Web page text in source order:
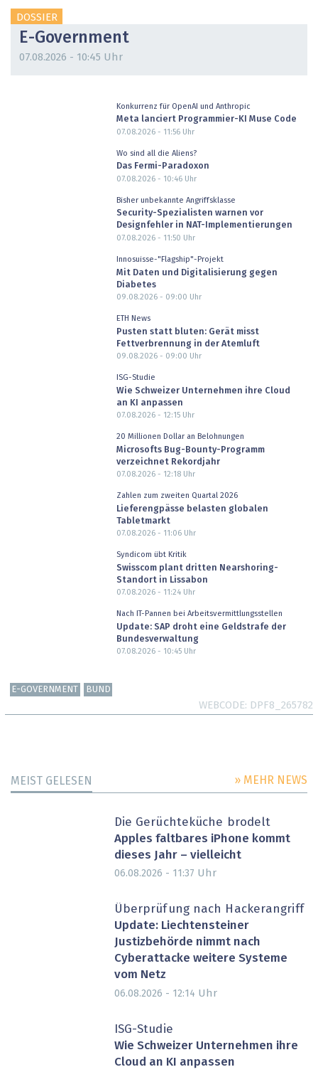
DOSSIER
E-Government
07.08.2026 - 10:45 Uhr
Konkurrenz für OpenAI und Anthropic
Meta lanciert Programmier-KI Muse Code
07.08.2026 - 11:56Uhr
Wo sind all die Aliens?
Das Fermi-Paradoxon
07.08.2026 - 10:46Uhr
Bisher unbekannte Angriffsklasse
Security-Spezialisten warnen vor
Designfehler in NAT-Implementierungen
07.08.2026 - 11:50 Uhr
Innosuisse-"Flagship"-Projekt
Mit Daten und Digitalisierung gegen
Diabetes
09.08.2026 - 09:00 Uhr
ETH News
Pusten statt bluten: Gerät misst
Fettverbrennung in der Atemluft
09.08.2026 - 09:00 Uhr
ISG-Studie
Wie Schweizer Unternehmen ihre Cloud
an KI anpassen
07.08.2026 - 12:15Uhr
20 Millionen Dollar an Belohnungen
Microsofts Bug-Bounty-Programm
verzeichnet Rekordjahr
07.08.2026 - 12:18Uhr
Zahlen zum zweiten Quartal 2026
Lieferengpässe belasten globalen
Tabletmarkt
07.08.2026 - 11:06Uhr
Syndicom übt Kritik
Swisscom plant dritten Nearshoring-
Standort in Lissabon
07.08.2026 - 11:24Uhr
Nach IT-Pannen bei Arbeitsvermittlungsstellen
Update: SAP droht eine Geldstrafe der
Bundesverwaltung
07.08.2026 - 10:45Uhr
E-GOVERNMENT BUND
WEBCODE DPF8_265782
MEIST GELESEN » MEHR NEWS
Die Gerüchteküche brodelt
Apples faltbares iPhone kommt
dieses Jahr – vielleicht
06.08.2026 - 11:37 Uhr
Überprüfung nach Hackerangriff
Update: Liechtensteiner
Justizbehörde nimmt nach
Cyberattacke weitere Systeme
vom Netz
06.08.2026 - 12:14 Uhr
ISG-Studie
Wie Schweizer Unternehmen ihre
Cloud an KI anpassen